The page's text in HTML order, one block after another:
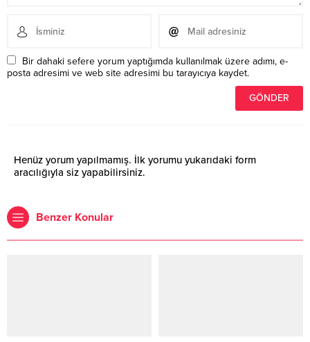
Bir dahaki sefere yorum yaptığımda kullanılmak üzere adımı, e-
posta adresimi ve web site adresimi bu tarayıcıya kaydet.
Henüz yorum yapılmamış. İlk yorumu yukarıdaki form
aracılığıyla siz yapabilirsiniz.
Benzer Konular